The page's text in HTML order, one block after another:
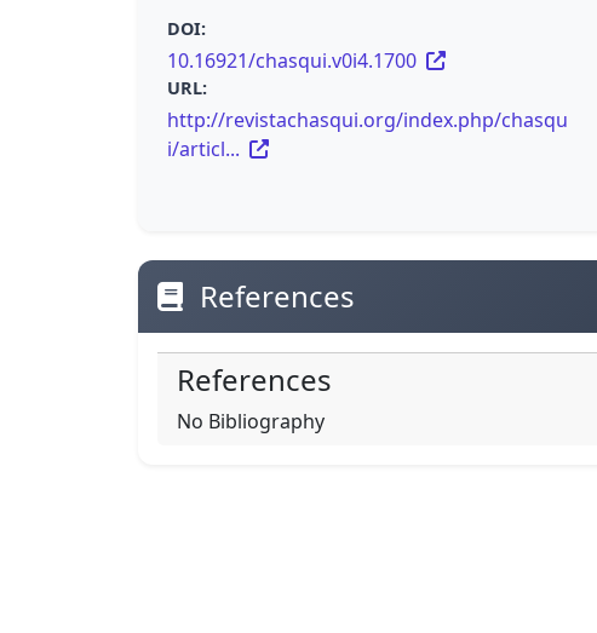
DOI:
10.16921/chasqui.v0i4.1700
URL:
http://revistachasqui.org/index.php/chasqu
i/articl...
References
References
No Bibliography